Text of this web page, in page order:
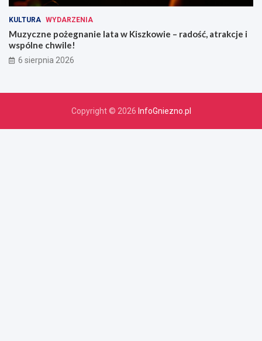
KULTURA WYDARZENIA
Muzyczne pożegnanie lata w Kiszkowie – radość, atrakcje i
wspólne chwile!
6 sierpnia 2026
Copyright © 2026 InfoGniezno.pl